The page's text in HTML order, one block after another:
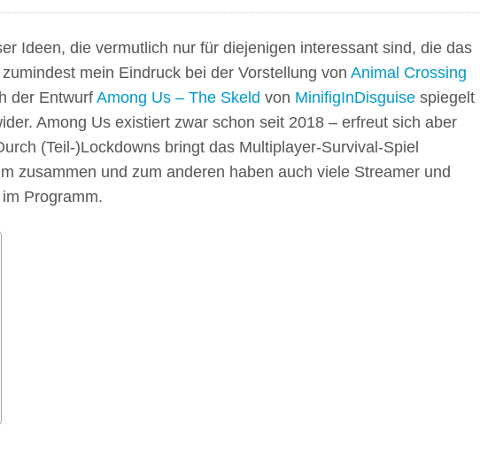
Ideen, die vermutlich nur für diejenigen interessant sind, die das
mein Eindruck bei der Vorstellung von Animal Crossing
der EntwurfAmong Us – The Skeld von MinifigInDisguise spiegelt
Among Us existiert zwar schon seit 2018 – erfreut sich aber
(Teil-)Lockdowns bringt das Multiplayer-Survival-Spiel
zusammen und zum anderen haben auch viele Streamer und
Programm.